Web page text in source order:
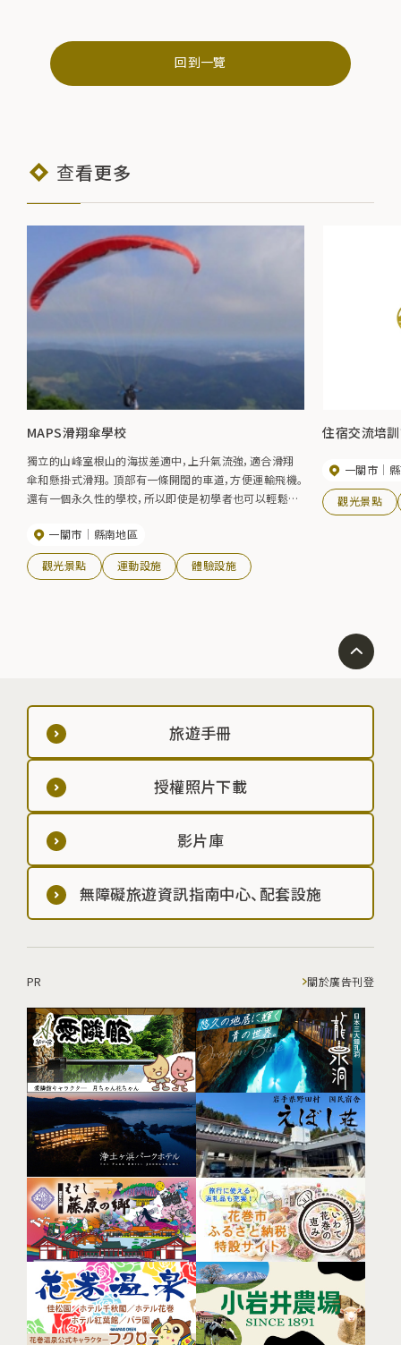
回到一覽
查看更多
MAPS滑翔傘學校
獨立的山峰室根山的海拔差適中，上升氣流強，適合滑翔
傘和懸掛式滑翔。 頂部有一條開闊的車道，方便運輸飛機。
還有一個永久性的學校，所以即使是初學者也可以輕鬆享
了來自全國各地的眾多天空愛好者。
一關市 縣南地區
觀光景點 運動設施 體驗設施
住宿交流培
一關市
觀光景點
旅遊手冊
授權照片下載
影片庫
無障礙旅遊資訊指南中心、配套設施
PR 關於廣告刊登